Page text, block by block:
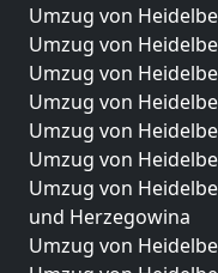
Umzug von
Umzug von
Umzug von
Umzug von
Umzug von
Umzug von
Umzug von
und Herzegowina
Umzug von